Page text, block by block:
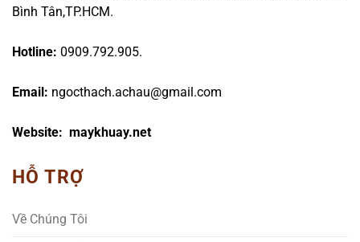
Bình Tân,TP.HCM.
Hotline: 0909.792.905.
Email: ngocthach.achau@gmail.com
Website: maykhuay.net
HỖ TRỢ
Về Chúng Tôi